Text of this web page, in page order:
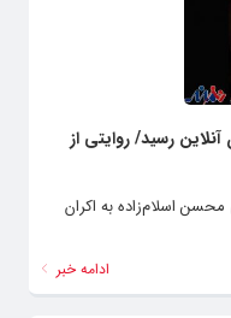
رسید/ روایتی از
اسلام‌زاده به اکران
ادامه خبر